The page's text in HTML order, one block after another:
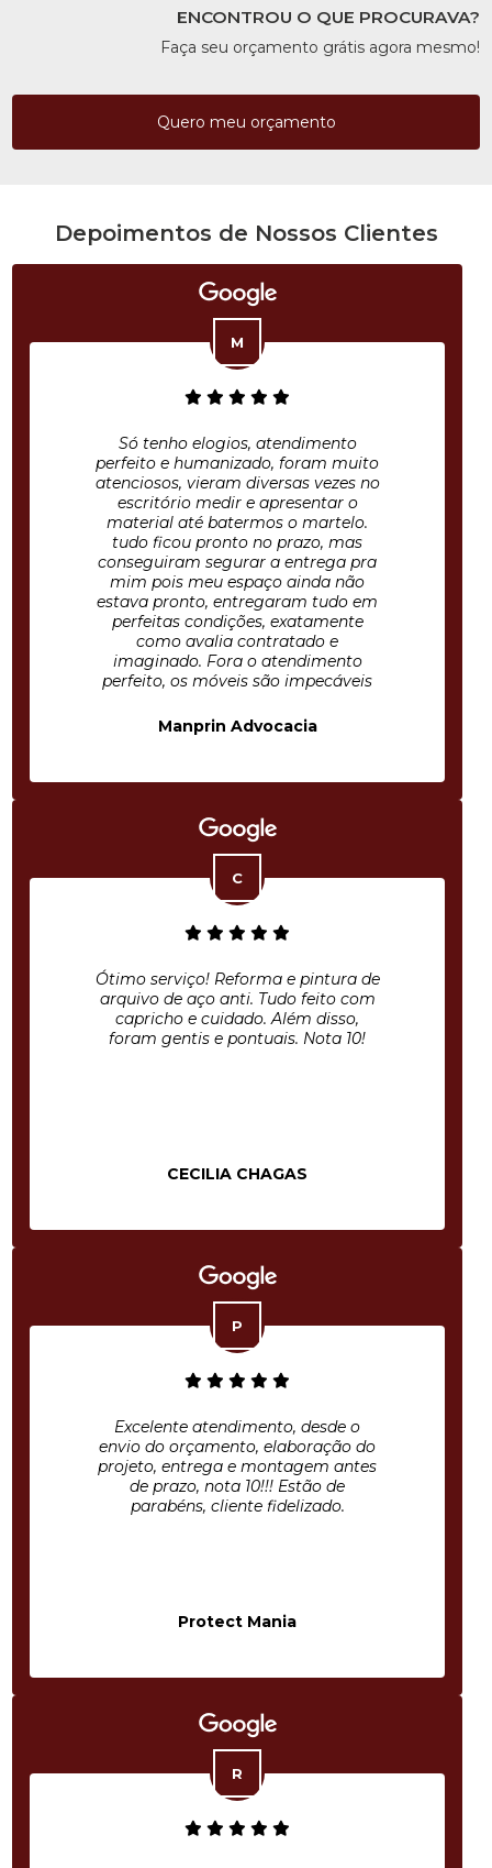
ENCONTROU O QUE PROCURAVA?
Faça seu orçamento grátis agora mesmo!
Quero meu orçamento
Depoimentos de Nossos Clientes
Só tenho elogios, atendimento
perfeito e humanizado, foram muito
atenciosos, vieram diversas vezes no
escritório medir e apresentar o
material até batermos o martelo.
tudo ficou pronto no prazo, mas
conseguiram segurar a entrega pra
mim pois meu espaço ainda não
estava pronto, entregaram tudo em
perfeitas condições, exatamente
como avalia contratado e
imaginado. Fora o atendimento
perfeito, os móveis são impecáveis
Manprin Advocacia
Ótimo serviço! Reforma e pintura de
arquivo de aço anti. Tudo feito com
capricho e cuidado. Além disso,
foram gentis e pontuais. Nota 10!
CECILIA CHAGAS
Excelente atendimento, desde o
envio do orçamento, elaboração do
projeto, entrega e montagem antes
de prazo, nota 10!!! Estão de
parabéns, cliente fidelizado.
Protect Mania